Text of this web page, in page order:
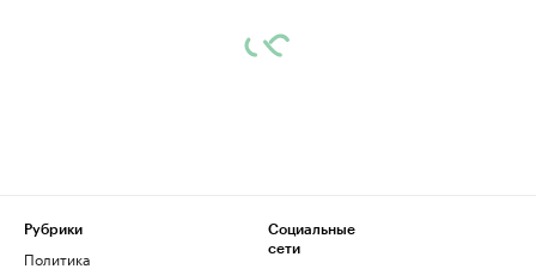
Рубрики
Политика
Социальные
сети